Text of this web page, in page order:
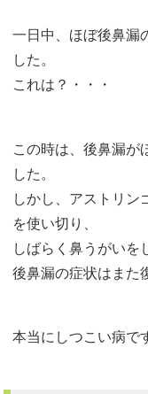
一日中、ほぼ後鼻漏
した。
これは？・・・
この時は、後鼻漏が
した。
しかし、アストリン
を使い切り、
しばらく鼻うがいを
後鼻漏の症状はまた
本当にしつこい病で